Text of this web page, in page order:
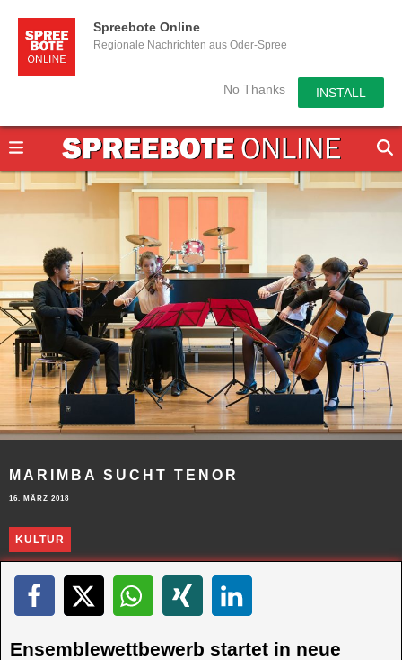
Spreebote Online
Regionale Nachrichten aus Oder-Spree
No Thanks INSTALL
MARIMBA SUCHT TENOR
16. MÄRZ 2018
KULTUR
Ensemblewettbewerb startet in neue